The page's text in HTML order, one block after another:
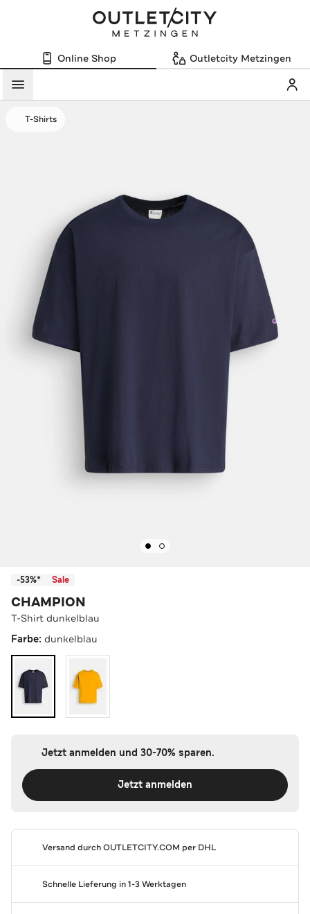
Online Shop Outletcity Metzingen
Menü
T-Shirts
-53%* Sale
CHAMPION
T-Shirt dunkelblau
Farbe: dunkelblau
Jetzt anmelden und 30-70% sparen.
Jetzt anmelden
Versand durchOUTLETCITY.COM per DHL
Schnelle Lieferung in 1-3 Werktagen